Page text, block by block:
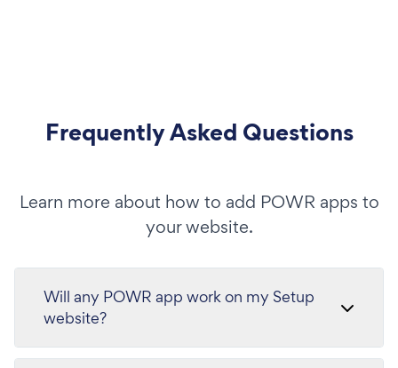
Frequently Asked Questions
Learn more about how to add POWR apps to
your website.
Will any POWR app work on my Setup
website?